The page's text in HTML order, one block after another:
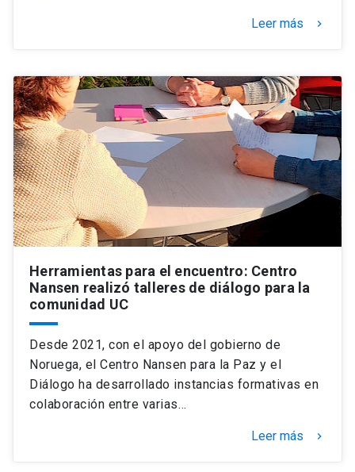
Leer más keyboard_arrow_right
Herramientas para el encuentro: Centro
Nansen realizó talleres de diálogo para la
comunidad UC
Desde 2021, con el apoyo del gobierno de
Noruega, el Centro Nansen para la Paz y el
Diálogo ha desarrollado instancias formativas en
colaboración entre varias…
Leer más keyboard_arrow_right